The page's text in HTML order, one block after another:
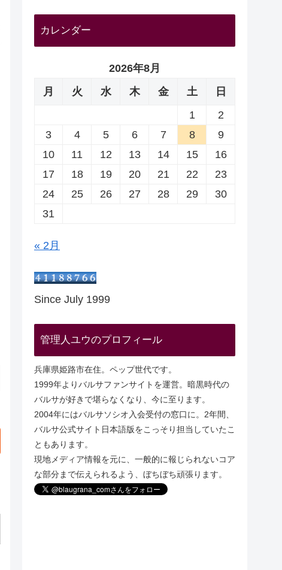
カレンダー
2026年8月
月
火 水 木 金 土
日
1
2
3
4 5 6 7 8
9
10
11 12 13 14 15
16
17
18 19 20 21 22
23
24
25 26 27 28 29
30
31
« 2月
Since July 1999
管理人ユウのプロフィール
兵庫県姫路市在住。ペップ世代です。
1999年よりバルサファンサイトを運営。暗黒時代の
バルサが好きで堪らなくなり、今に至ります。
2004年にはバルサソシオ入会受付の窓口に。2年間、
バルサ公式サイト日本語版をこっそり担当していたこ
ともあります。
現地メディア情報を元に、一般的に報じられないコア
な部分まで伝えられるよう、ぼちぼち頑張ります。